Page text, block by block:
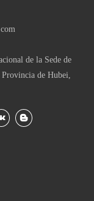
de la Sede de
de Hubei,